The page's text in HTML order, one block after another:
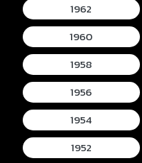
1962
1960
1958
1956
1954
1952